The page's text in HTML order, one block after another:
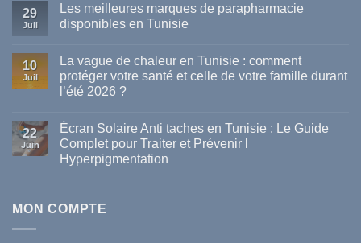
29
Juil
Les meilleures marques de parapharmacie
disponibles en Tunisie
sur
meilleures
marques
disponibles
en
Tunisie
10
Juil
La vague de chaleur en Tunisie : comment
protéger votre santé et celle de votre famille durant
l’été 2026 ?
sur
La
vague
de
comment
22
Juin
Écran Solaire Anti taches en Tunisie : Le Guide
Complet pour Traiter et Prévenir l
Hyperpigmentation
Écran
Solaire
MON COMPTE